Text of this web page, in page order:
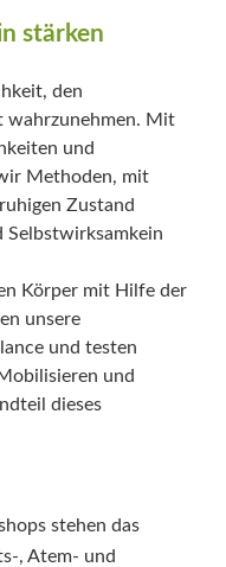
stärken
den
wahrzunehmen. Mit
und
Methoden, mit
Zustand
Selbstwirksamkein
Körper mit Hilfe der
unsere
und testen
und
dieses
stehen das
, Atem- und